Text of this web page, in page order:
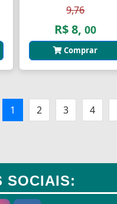
9,76
R$ 8,00
Comprar
1 2 3 4
SOCIAIS: